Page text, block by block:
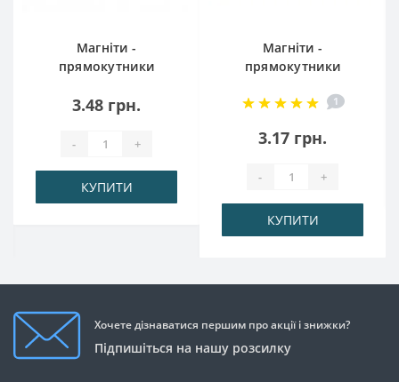
Магніти -
прямокутники
3.48 грн.
- +
КУПИТИ
Магніти -
прямокутники
1
3.17 грн.
- +
КУПИТИ
Хочете дізнаватися першим про акції і знижки?
Підпишіться на нашу розсилку